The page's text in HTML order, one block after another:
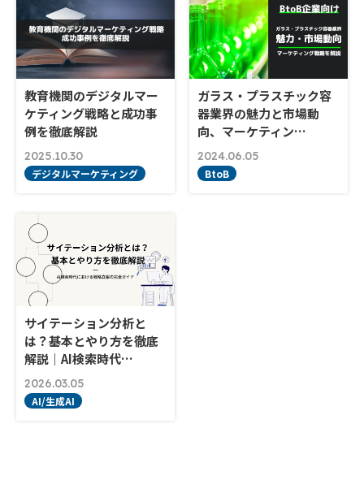
教育機関のデジタルマー
ケティング戦略と成功事
例を徹底解説
2025.10.30
デジタルマーケティング
ガラス・プラスチック容
器業界の魅力と市場動
向、マーケティン…
2024.06.05
BtoB
サイテーション分析と
は？基本とやり方を徹底
解説｜AI検索時代…
2026.03.05
AI/生成AI